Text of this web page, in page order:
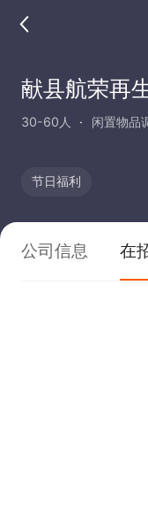
献县航荣再
30-60人 闲置物品
节日福利
公司信息 在